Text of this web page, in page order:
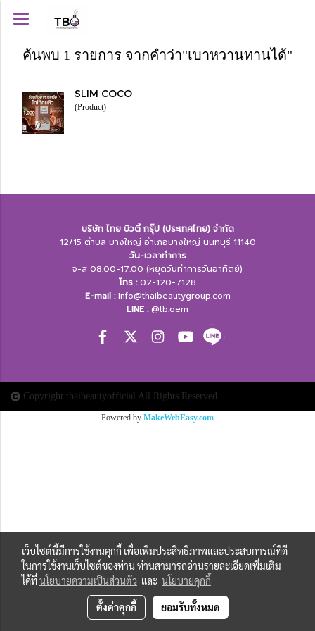
ค้นพบ 1 รายการ จากคำว่า"เบาหวานทานได้"
SLIM COCO
(Product)
บริษัท ไทย บิวตี้ กรุ๊ป (ประเทศไทย) จำกัด
12/15 ตำบล บางใหญ่ อำเภอบางใหญ่ นนทบุรี 11140
วัน-เวลาทำการ
จ-ส 08:00-17:00 (หยุดวันทำการวันอาทิตย์)
โทร :02-120-7128
E-mail :Info@thaibeautygroup.com
LINE :​@tb.oem
Copyright thaibeautyofficial All Rights Reserved.
Powered by MakeWebEasy.com
เว็บไซต์นี้มีการใช้งานคุกกี้ เพื่อเพิ่มประสิทธิภาพและประสบการณ์ที่ดี
ในการใช้งานเว็บไซต์ของท่าน ท่านสามารถอ่านรายละเอียดเพิ่มเติม
ได้ที่นโยบายความเป็นส่วนตัว และ นโยบายคุกกี้
ตั้งค่าคุกกี้ ยอมรับทั้งหมด